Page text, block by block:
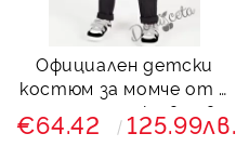
Официален детски
костюм за момче от 5
части със сако в сиво
и панталон в черно
€64.42 125.99лв.